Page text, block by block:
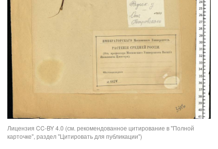
Лицензия CC-BY 4.0 (см. рекомендованное цитирование в "Полной
карточке", раздел "Цитировать для публикации")